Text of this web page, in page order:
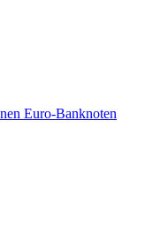
Euro-Banknoten